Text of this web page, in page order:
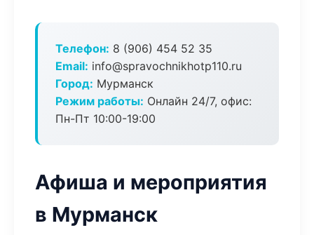
Телефон: 8 (906) 454 52 35
Email: info@spravochnikhotp110.ru
Город: Мурманск
Режим работы: Онлайн 24/7, офис:
Пн-Пт 10:00-19:00
Афиша и мероприятия
в Мурманск